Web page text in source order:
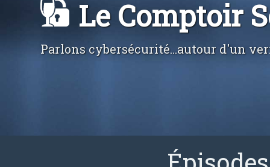
Le Comptoir
Parlons cybersécurité...autour d'un